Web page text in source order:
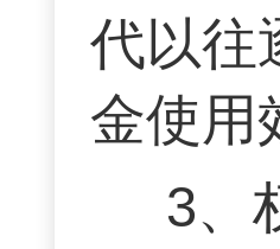
代以往
金使用
3、